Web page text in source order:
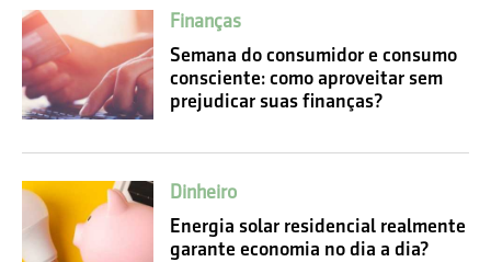
Finanças
Semana do consumidor e consumo
consciente: como aproveitar sem
prejudicar suas finanças?
Dinheiro
Energia solar residencial realmente
garante economia no dia a dia?